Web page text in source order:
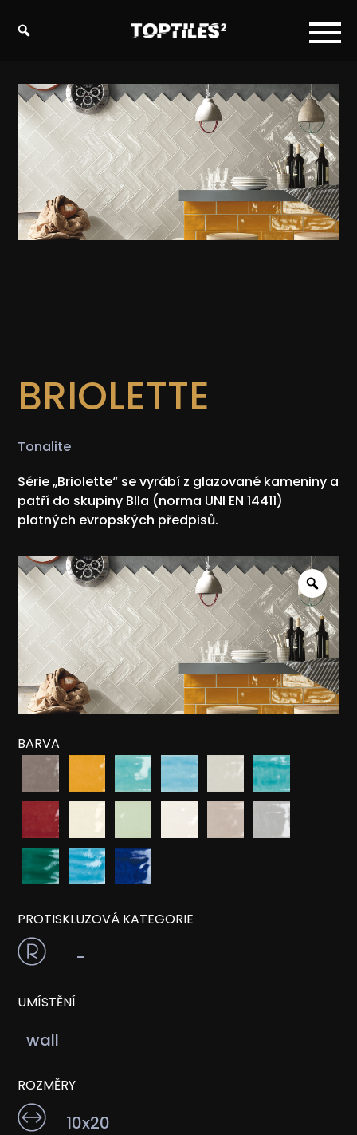
s.r.o.
BRIOLETTE
Tonalite
Série „Briolette“ se vyrábí z glazované kameniny a
patří do skupiny BIIa (norma UNI EN 14411)
platných evropských předpisů.
Zoom
BARVA
PROTISKLUZOVÁ KATEGORIE
-
UMÍSTĚNÍ
wall
ROZMĚRY
10x20